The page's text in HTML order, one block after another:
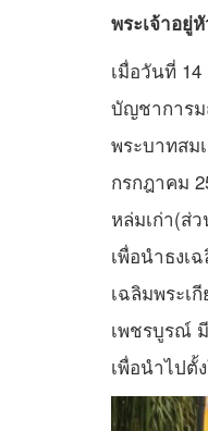
พระเจ้าอยู่
เมื่อวันที่
บัญชาการม
พระบาทสม
กรกฎาคม
หล่มเก่า(ส่
เพื่อนำธงเ
เฉลิมพระเ
เพชรบูรณ์
เพื่อนำไปตั้